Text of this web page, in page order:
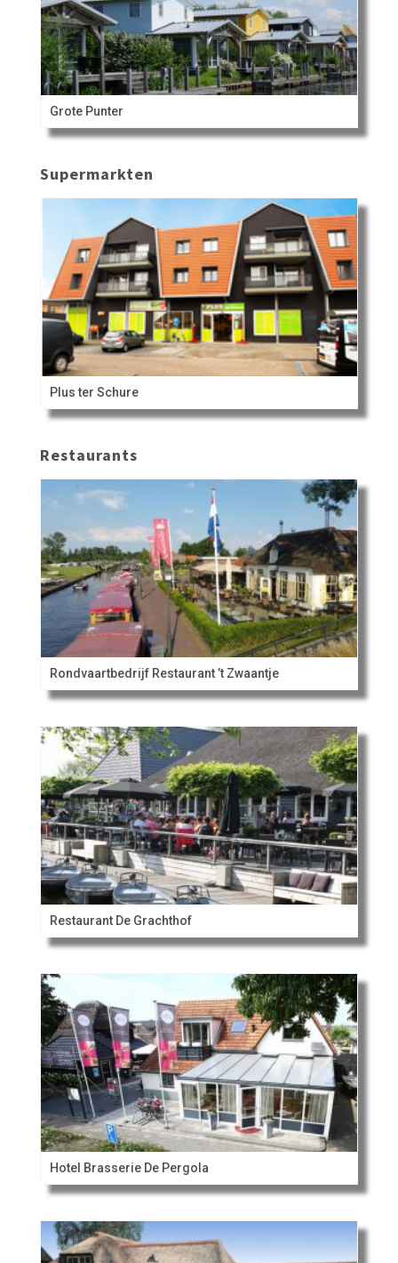
Grote Punter
Supermarkten
Plus ter Schure
Restaurants
Rondvaartbedrijf Restaurant ’t Zwaantje
Restaurant De Grachthof
Hotel Brasserie De Pergola